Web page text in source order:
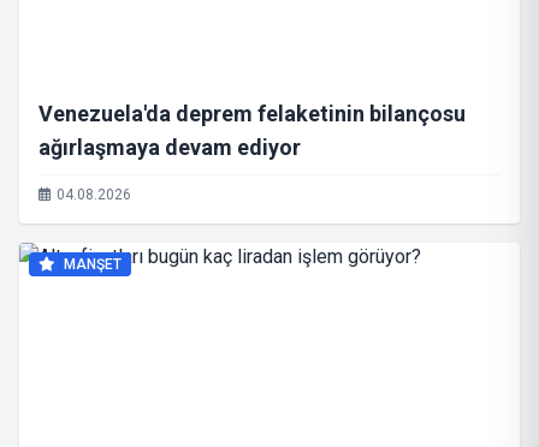
Venezuela'da deprem felaketinin bilançosu
ağırlaşmaya devam ediyor
04.08.2026
MANŞET